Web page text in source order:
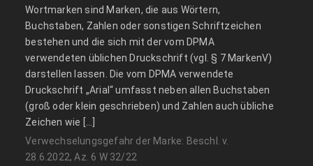
Wortmarken sind Marken, die aus Wörtern,
Buchstaben, Zahlen oder sonstigen Schriftzeichen
bestehen und die sich mit der vom DPMA
verwendeten üblichen Druckschrift (vgl. § 7 MarkenV)
darstellen lassen. Die vom DPMA verwendete
Druckschrift „Arial“ umfasst neben allen Buchstaben
(groß oder klein geschrieben) und Zahlen auch übliche
Zeichen wie […]
Verwechselungsgefahr der Marke: Beschl. v.
28.6.2022, Az. 6 W 32/22